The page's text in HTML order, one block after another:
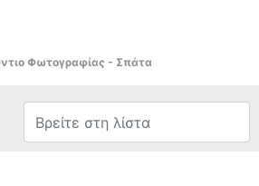
Φωτογραφίας - Σπάτα